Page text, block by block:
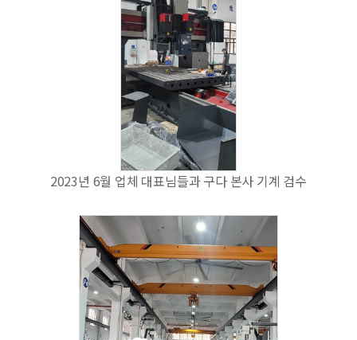
2023년 6월 업체 대표님들과 구다 본사 기계 검수